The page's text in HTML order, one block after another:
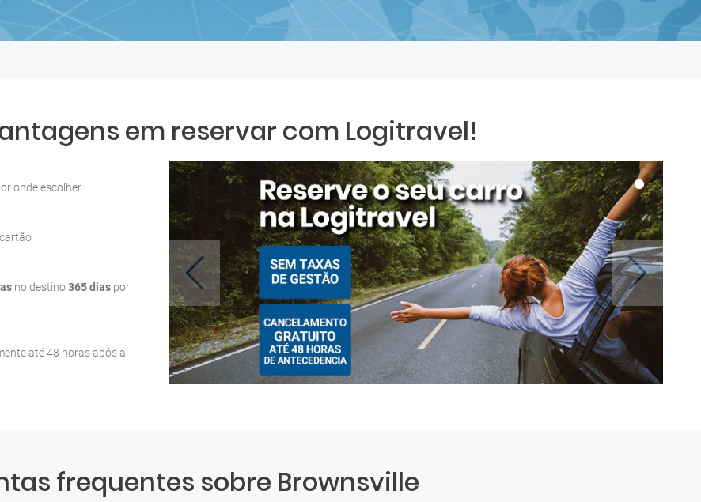
em reservar com Logitravel!
onde escolher
no destino365 dias por
até 48 horas após a
frequentes sobre Brownsville